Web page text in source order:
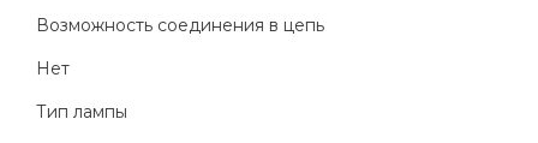
Возможность соединения в цепь
Нет
Тип лампы